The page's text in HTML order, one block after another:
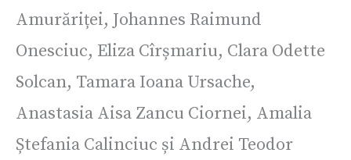
Amurăriței, Johannes Raimund
Onesciuc, Eliza Cîrșmariu, Clara Odette
Solcan, Tamara Ioana Ursache,
Anastasia Aisa Zancu Ciornei, Amalia
Ștefania Calinciuc și Andrei Teodor